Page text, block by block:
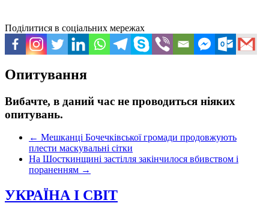
Поділитися в соціальних мережах
Опитування
Вибачте, в даний час не проводиться ніяких
опитувань.
← Мешканці Бочечківської громади продовжують
плести маскувальні сітки
На Шосткинщині застілля закінчилося вбивством і
пораненням →
УКРАЇНА І СВІТ